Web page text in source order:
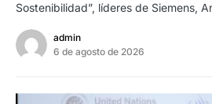
Sostenibilidad”, líderes de Siemens,
admin
6 de agosto de 2026